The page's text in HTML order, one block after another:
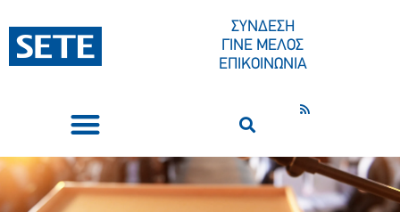
ΣΥΝΔΕΣΗ
ΓΙΝΕ ΜΕΛΟΣ
ΕΠΙΚΟΙΝΩΝΙΑ